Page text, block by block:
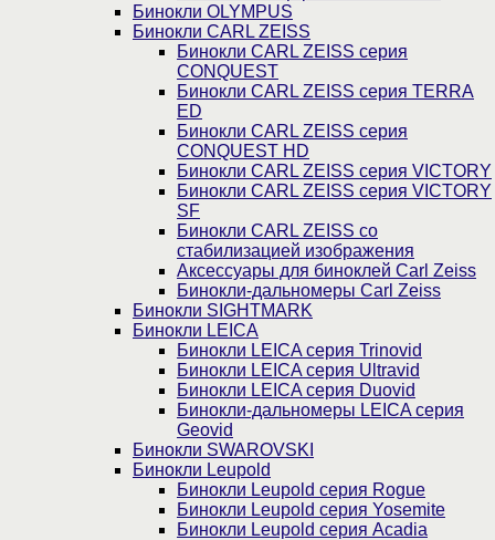
Бинокли OLYMPUS
Бинокли CARL ZEISS
Бинокли CARL ZEISS серия
CONQUEST
Бинокли CARL ZEISS серия TERRA
ED
Бинокли CARL ZEISS серия
CONQUEST HD
Бинокли CARL ZEISS серия VICTORY
Бинокли CARL ZEISS серия VICTORY
SF
Бинокли CARL ZEISS со
стабилизацией изображения
Аксессуары для биноклей Carl Zeiss
Бинокли-дальномеры Carl Zeiss
Бинокли SIGHTMARK
Бинокли LEICA
Бинокли LEICA серия Trinovid
Бинокли LEICA серия Ultravid
Бинокли LEICA серия Duovid
Бинокли-дальномеры LEICA серия
Geovid
Бинокли SWAROVSKI
Бинокли Leupold
Бинокли Leupold серия Rogue
Бинокли Leupold серия Yosemite
Бинокли Leupold серия Acadia